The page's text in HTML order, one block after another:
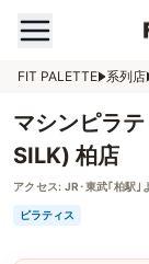
FIT PALETTE 系列店
マシンピラ
SILK) 柏店
アクセス: JR･東武｢柏駅｣
ピラティス